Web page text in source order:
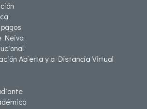
Neiva
Abierta y a Distancia Virtual